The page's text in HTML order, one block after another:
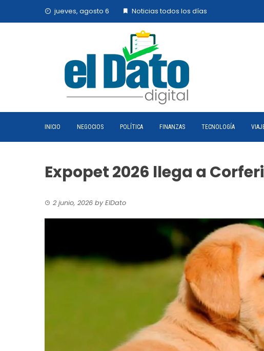
jueves, agosto 6 Noticias todos los días
INICIO NEGOCIOS POLÍTICA FINANZAS TECNOLOGÍA
Expopet 2026 llega a
2 junio, 2026 byElDato